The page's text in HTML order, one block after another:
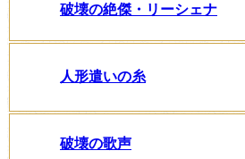
破壊の絶傑・リーシェナ
人形遣いの糸
破壊の歌声